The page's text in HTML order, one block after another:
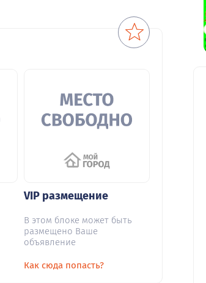
VIP размещение
В этом блоке может быть
размещено Ваше
объявление
Как сюда попасть?